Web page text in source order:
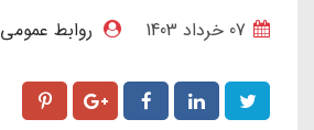
روابط عمومی